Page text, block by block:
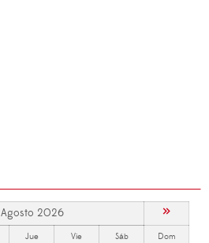
Agosto 2026 »
Jue Vie Sáb Dom